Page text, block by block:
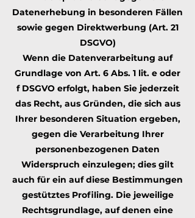
Datenerhebung in besonderen Fällen
sowie gegen Direktwerbung (Art. 21
DSGVO)
Wenn die Datenverarbeitung auf
Grundlage von Art. 6 Abs. 1 lit. e oder
f DSGVO erfolgt, haben Sie jederzeit
das Recht, aus Gründen, die sich aus
Ihrer besonderen Situation ergeben,
gegen die Verarbeitung Ihrer
personenbezogenen Daten
Widerspruch einzulegen; dies gilt
auch für ein auf diese Bestimmungen
gestütztes Profiling. Die jeweilige
Rechtsgrundlage, auf denen eine